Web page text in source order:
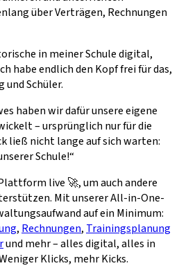
über Verträgen, Rechnungen
in meiner Schule digital,
habe endlich den Kopf frei für das,
Schüler.
haben wir dafür unsere eigene
– ursprünglich nur für die
ließ nicht lange auf sich warten:
Schule!“
live 🚀, um auch andere
Mit unserer All-in-One-
auf ein Minimum:
,Rechnungen,Trainingsplanung
und mehr – alles digital, alles in
Klicks, mehr Kicks.